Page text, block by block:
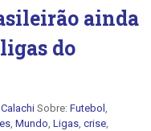
ainda
do
Sobre: Futebol ,
, Mundo, Ligas, crise,